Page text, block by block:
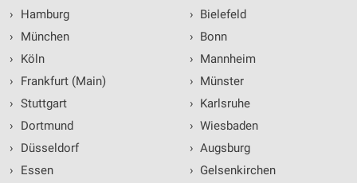
›
Hamburg
›
München
›
Köln
›
Frankfurt (Main)
› Stuttgart
›
Dortmund
›
Düsseldorf
›
Essen
› Bielefeld
› Bonn
› Mannheim
› Münster
› Karlsruhe
› Wiesbaden
› Augsburg
› Gelsenkirchen